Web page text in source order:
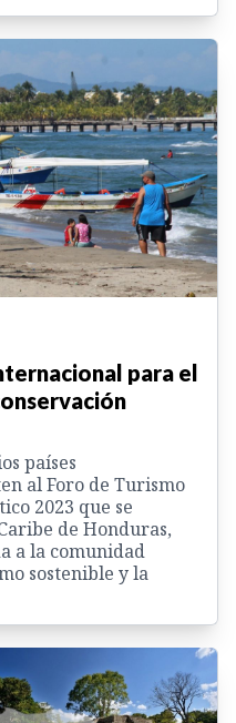
para el
países
al Foro de Turismo
2023 que se
de Honduras,
a la comunidad
sostenible y la